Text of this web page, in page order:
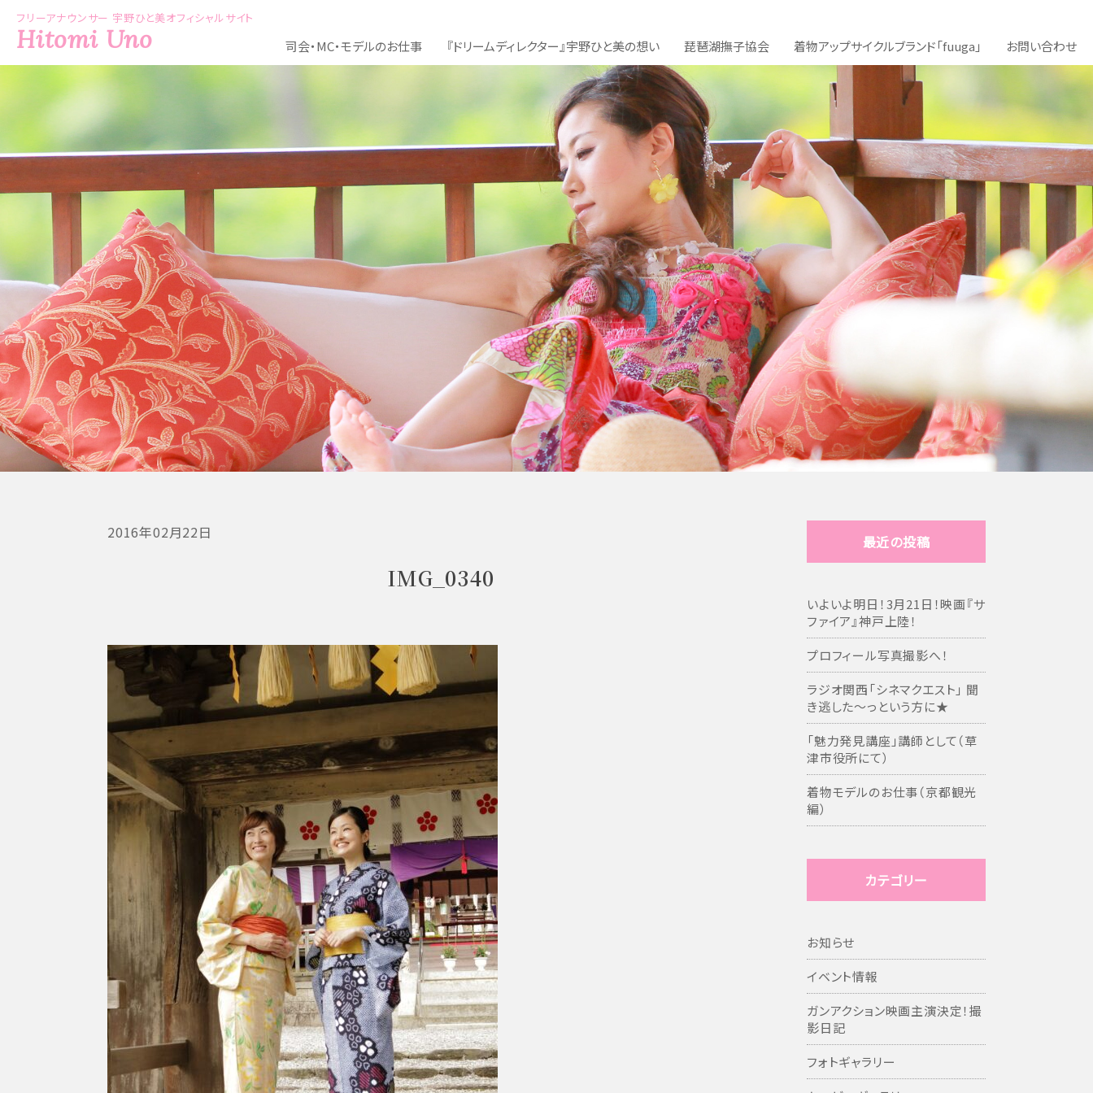
フリーアナウンサー 宇野ひと美オフィシャルサイト
Hitomi Uno 司会・MC・モデルのお仕事 『ドリームディレクター』宇野ひと美の想い 琵琶湖撫子協会 着物アップサイクルブランド「fuuga」 お問い合わせ
2016年02月22日
IMG_0340
最近の投稿
いよいよ明日！3月21日！映画『サ
ファイア』神戸上陸！
プロフィール写真撮影へ！
ラジオ関西「シネマクエスト」 聞
き逃した～っという方に★
「魅力発見講座」講師として（草
津市役所にて）
着物モデルのお仕事（京都観光
編）
カテゴリー
お知らせ
イベント情報
ガンアクション映画主演決定！撮
影日記
フォトギャラリー